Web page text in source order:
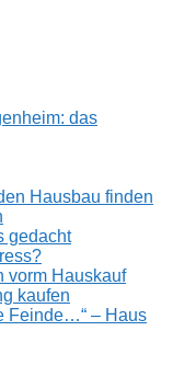
das
Hausbau finden
gedacht
vorm Hauskauf
kaufen
Feinde…“ – Haus